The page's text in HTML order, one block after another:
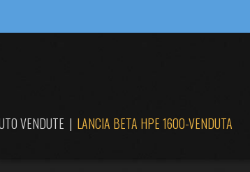
VENDUTE | LANCIA BETA HPE 1600-VENDUTA